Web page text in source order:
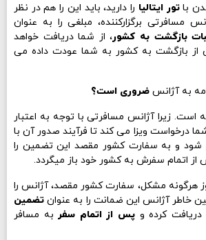
باتور ایتالیا را دارید، باید این را هم در نظر
مسافرتی برگزارکننده، مبلغی را به عنوان
بازگشت به کشور، از شما دریافت خواهد
از بازگشت به کشور به شما عودت داده می
به آژانس ضروری است؟
است. زیرا آژانس مسافرتی با توجه به اعتبار
درخواست ویزا می کند تا فرآیند صدور آن با
شود و به سفارت کشور مقصد این تضمین را
اتمام سفرش به کشور خود باز میگردد.
هرگونه مشکل، سفارت کشور مقصد، آژانس را
خاطر آژانس این ضمانت را به عنوان تضمین
دریافت کرده وپس از اتمام سفر به مسافر